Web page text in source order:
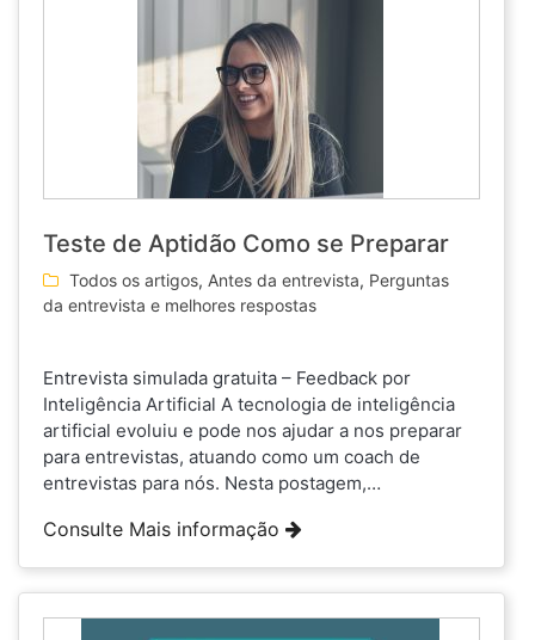
Teste de Aptidão Como se Preparar
Todos os artigos, Antes da entrevista, Perguntas
da entrevista e melhores respostas
Entrevista simulada gratuita – Feedback por
Inteligência Artificial A tecnologia de inteligência
artificial evoluiu e pode nos ajudar a nos preparar
para entrevistas, atuando como um coach de
entrevistas para nós. Nesta postagem,…
Consulte Mais informação